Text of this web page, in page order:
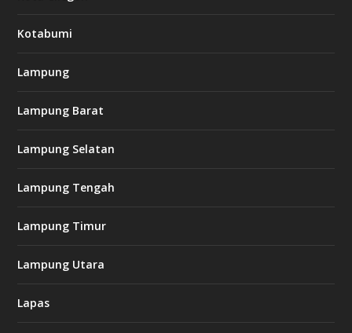
Kotabumi
Lampung
Lampung Barat
Lampung Selatan
Lampung Tengah
Lampung Timur
Lampung Utara
Lapas